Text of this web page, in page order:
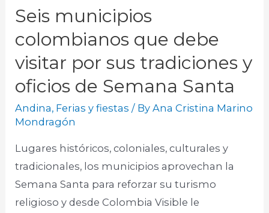
Seis municipios
colombianos que debe
visitar por sus tradiciones y
oficios de Semana Santa
Andina, Ferias y fiestas / ByAna Cristina Marino
Mondragón
Lugares históricos, coloniales, culturales y
tradicionales, los municipios aprovechan la
Semana Santa para reforzar su turismo
religioso y desde Colombia Visible le